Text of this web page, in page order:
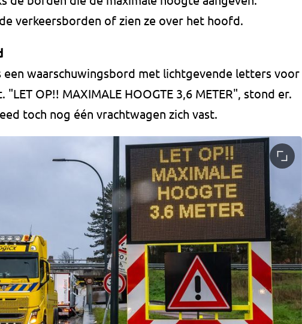
verkeersborden of zien ze over het hoofd.
een waarschuwingsbord met lichtgevende letters voor
OP!! MAXIMALE HOOGTE 3,6 METER", stond er.
toch nog één vrachtwagen zich vast.